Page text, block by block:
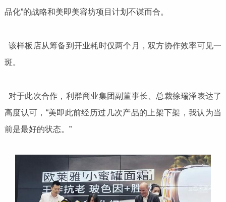
品化”的战略和美即美容坊项目计划不谋而合。
该样板店从筹备到开业耗时仅两个月，双方协作效率可见一
斑。
对于此次合作，利群商业集团副董事长、总裁徐瑞泽表达了
高度认可，“美即此前经历过几次产品的上架下架，我认为当
前是最好的状态。”